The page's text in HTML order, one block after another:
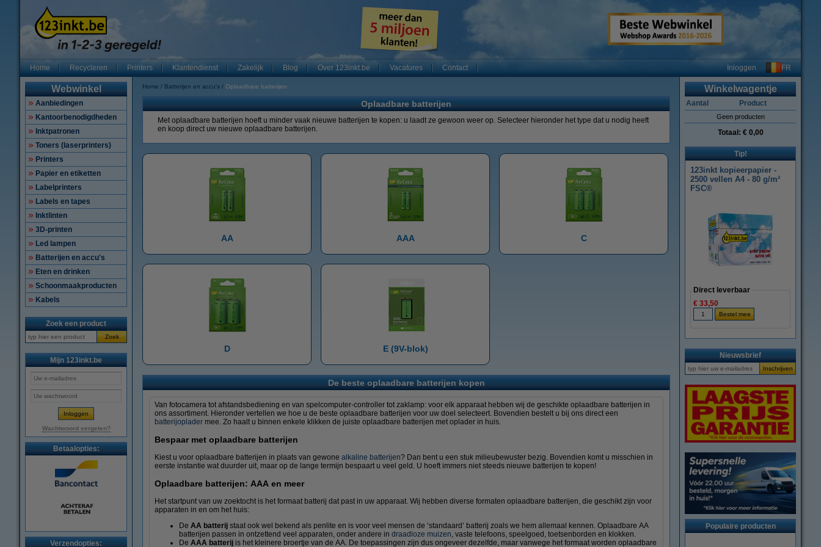
Home Recycleren Printers Klantendienst Zakelijk Blog Over 123inkt.be Vacatures Contact Inloggen FR
Webwinkel
Aanbiedingen
Kantoorbenodigdheden
Inktpatronen
Toners (laserprinters)
Printers
Papier en etiketten
Labelprinters
Labels en tapes
Inktlinten
3D-printen
Led lampen
Batterijen en accu's
Eten en drinken
Schoonmaakproducten
Kabels
Zoek een product
Zoek
Mijn 123inkt.be
Wachtwoord vergeten?
Betaalopties:
Verzendopties:
Home Batterijen en accu's Oplaadbare batterijen
Oplaadbare batterijen
Met oplaadbare batterijen hoeft u minder vaak nieuwe batterijen te kopen: u laadt ze gewoon weer op. Selecteer hieronder het type dat u nodig heeft
en koop direct uw nieuwe oplaadbare batterijen.
AA AAA C
D E (9V-blok)
De beste oplaadbare batterijen kopen
Van fotocamera tot afstandsbediening en van spelcomputer-controller tot zaklamp: voor elk apparaat hebben wij de geschikte oplaadbare batterijen in
ons assortiment. Hieronder vertellen we hoe u de beste oplaadbare batterijen voor uw doel selecteert. Bovendien bestelt u bij ons direct een
batterijoplader mee. Zo haalt u binnen enkele klikken de juiste oplaadbare batterijen met oplader in huis.
Bespaar met oplaadbare batterijen
Kiest u voor oplaadbare batterijen in plaats van gewone alkaline batterijen? Dan bent u een stuk milieubewuster bezig. Bovendien komt u misschien in
eerste instantie wat duurder uit, maar op de lange termijn bespaart u veel geld. U hoeft immers niet steeds nieuwe batterijen te kopen!
Oplaadbare batterijen: AAA en meer
Het startpunt van uw zoektocht is het formaat batterij dat past in uw apparaat. Wij hebben diverse formaten oplaadbare batterijen, die geschikt zijn voor
apparaten in en om het huis:
De AA batterij staat ook wel bekend als penlite en is voor veel mensen de ‘standaard’ batterij zoals we hem allemaal kennen. Oplaadbare AA
batterijen passen in ontzettend veel apparaten, onder andere in draadloze muizen, vaste telefoons, speelgoed, toetsenborden en klokken.
De AAA batterij is het kleinere broertje van de AA. De toepassingen zijn dus ongeveer dezelfde, maar vanwege het formaat worden oplaadbare
Winkelwagentje
Aantal Product
Geen producten
Totaal: € 0,00
Tip!
123inkt kopieerpapier -
2500 vellen A4 - 80 g/m²
FSC®
Direct leverbaar
€ 33,50
Nieuwsbrief
Populaire producten